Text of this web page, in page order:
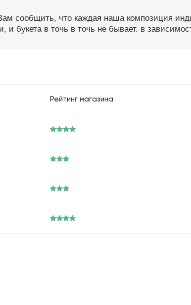
сообщить, что каждая наша композиция
и букета в точь в точь не бывает. в
Рейтинг магазина